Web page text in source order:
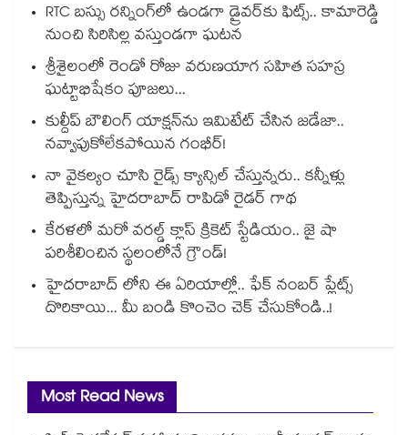
RTC బస్సు రన్నింగ్⁫లో ఉండగా డ్రైవర్‌కు ఫిట్స్.. కామారెడ్డి
నుంచి సిరిసిల్ల వస్తుండగా ఘటన
శ్రీశైలంలో రెండో రోజు వరుణయాగ సహిత సహస్ర
ఘట్టాభిషేకం పూజలు...
కుల్దీప్ బౌలింగ్ యాక్షన్‌ను ఇమిటేట్ చేసిన జడేజా..
నవ్వాపుకోలేకపోయిన గంభీర్!
నా వైకల్యం చూసి రైడ్స్ క్యాన్సిల్ చేస్తున్నరు.. కన్నీళ్లు
తెప్పిస్తున్న హైదరాబాద్ రాపిడో రైడర్ గాథ
కేరళలో మరో వరల్డ్ క్లాస్ క్రికెట్ స్టేడియం.. జై షా
పరిశీలించిన స్థలంలోనే గ్రౌండ్!
హైదరాబాద్ లోని ఈ ఏరియాల్లో.. ఫేక్ నంబర్ ప్లేట్స్
దొరికాయి... మీ బండి కొంచెం చెక్ చేసుకోండి..!
Most Read News